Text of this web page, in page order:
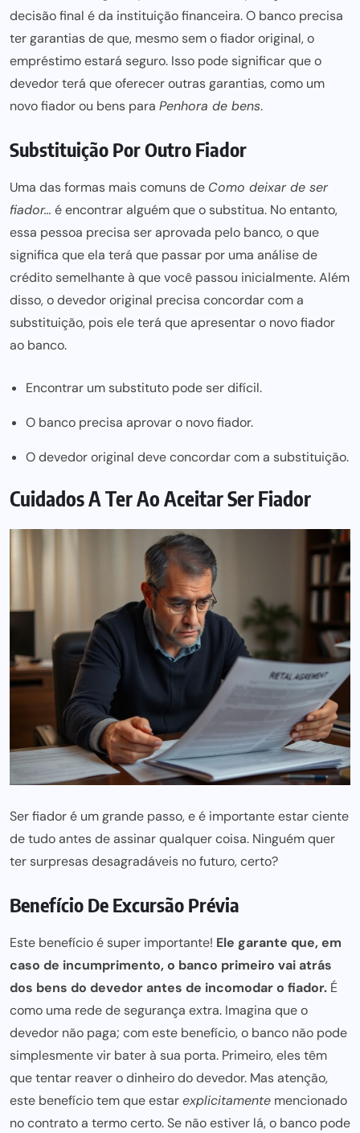
decisão final é da instituição financeira. O banco precisa
ter garantias de que, mesmo sem o fiador original, o
empréstimo estará seguro. Isso pode significar que o
devedor terá que oferecer outras garantias, como um
novo fiador ou bens para Penhora de bens.
Substituição Por Outro Fiador
Uma das formas mais comuns de Como deixar de ser
fiador… é encontrar alguém que o substitua. No entanto,
essa pessoa precisa ser aprovada pelo banco, o que
significa que ela terá que passar por uma análise de
crédito semelhante à que você passou inicialmente. Além
disso, o devedor original precisa concordar com a
substituição, pois ele terá que apresentar o novo fiador
ao banco.
Encontrar um substituto pode ser difícil.
O banco precisa aprovar o novo fiador.
O devedor original deve concordar com a substituição.
Cuidados A Ter Ao Aceitar Ser Fiador
Ser fiador é um grande passo, e é importante estar ciente
de tudo antes de assinar qualquer coisa. Ninguém quer
ter surpresas desagradáveis no futuro, certo?
Benefício De Excursão Prévia
Este benefício é super importante! Ele garante que, em
caso de incumprimento, o banco primeiro vai atrás
dos bens do devedor antes de incomodar o fiador. É
como uma rede de segurança extra. Imagina que o
devedor não paga; com este benefício, o banco não pode
simplesmente vir bater à sua porta. Primeiro, eles têm
que tentar reaver o dinheiro do devedor. Mas atenção,
este benefício tem que estarexplicitamente mencionado
nocontrato a termo certo. Se não estiver lá, o banco pode